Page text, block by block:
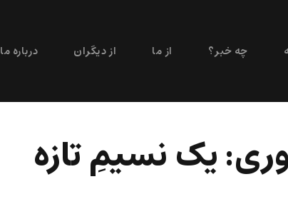
چه خبر؟ از ما از دیگران درباره ما
يک نسيمِ تازه